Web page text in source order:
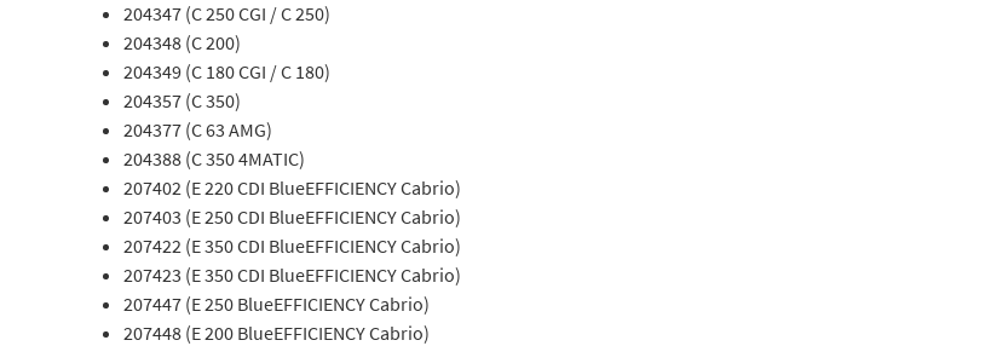
204347 (C 250 CGI / C 250)
204348 (C 200)
204349 (C 180 CGI / C 180)
204357 (C 350)
204377 (C 63 AMG)
204388 (C 350 4MATIC)
207402 (E 220 CDI BlueEFFICIENCY Cabrio)
207403 (E 250 CDI BlueEFFICIENCY Cabrio)
207422 (E 350 CDI BlueEFFICIENCY Cabrio)
207423 (E 350 CDI BlueEFFICIENCY Cabrio)
207447 (E 250 BlueEFFICIENCY Cabrio)
207448 (E 200 BlueEFFICIENCY Cabrio)